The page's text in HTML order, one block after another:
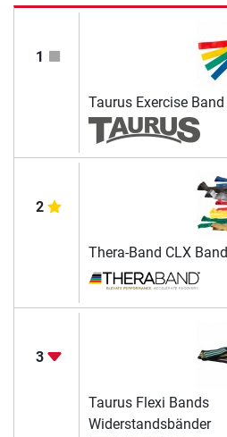
1
Taurus Exercise Band
2
Thera-Band CLX Band
3
Taurus Flexi Bands
Widerstandsbänder